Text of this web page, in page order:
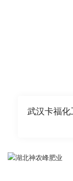
武汉卡福